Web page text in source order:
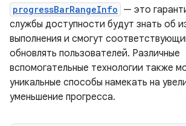
progressBarRangeInfo — это
службы доступности будут знать об
выполнения и смогут
обновлять пользователей. Различные
вспомогательные технологии также
уникальные способы намекать на
уменьшение прогресса.